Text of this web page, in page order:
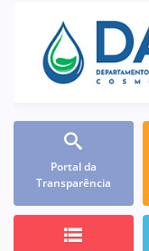
Portal da
Transparência